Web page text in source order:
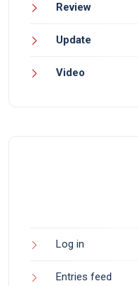
Review
Update
Video
Log in
Entries feed